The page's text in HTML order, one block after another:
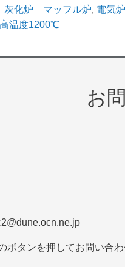
化炉 マッフル炉, 電気炉
温度1200℃
お
ボタンを押してお問い合